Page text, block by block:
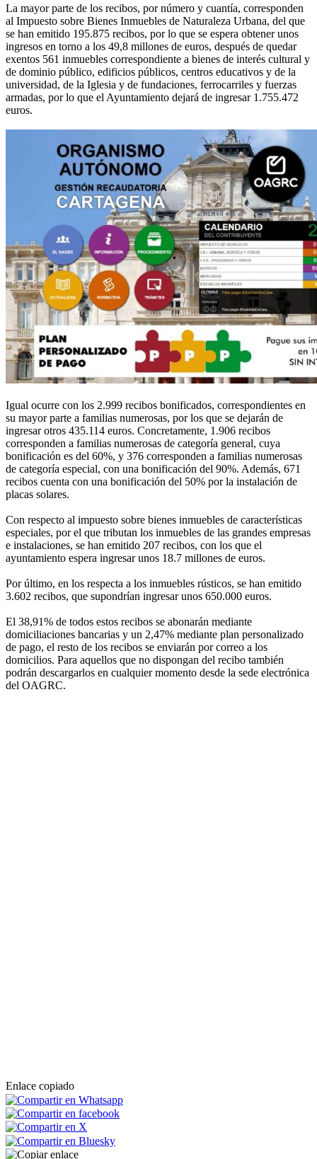
La mayor parte de los recibos, por número y cuantía, corresponden
al Impuesto sobre Bienes Inmuebles de Naturaleza Urbana, del que
se han emitido 195.875 recibos, por lo que se espera obtener unos
ingresos en torno a los 49,8 millones de euros, después de quedar
exentos 561 inmuebles correspondiente a bienes de interés cultural y
de dominio público, edificios públicos, centros educativos y de la
universidad, de la Iglesia y de fundaciones, ferrocarriles y fuerzas
armadas, por lo que el Ayuntamiento dejará de ingresar 1.755.472
euros.
Igual ocurre con los 2.999 recibos bonificados, correspondientes en
su mayor parte a familias numerosas, por los que se dejarán de
ingresar otros 435.114 euros. Concretamente, 1.906 recibos
corresponden a familias numerosas de categoría general, cuya
bonificación es del 60%, y 376 corresponden a familias numerosas
de categoría especial, con una bonificación del 90%. Además, 671
recibos cuenta con una bonificación del 50% por la instalación de
placas solares.
Con respecto al impuesto sobre bienes inmuebles de características
especiales, por el que tributan los inmuebles de las grandes empresas
e instalaciones, se han emitido 207 recibos, con los que el
ayuntamiento espera ingresar unos 18.7 millones de euros.
Por último, en los respecta a los inmuebles rústicos, se han emitido
3.602 recibos, que supondrían ingresar unos 650.000 euros.
El 38,91% de todos estos recibos se abonarán mediante
domiciliaciones bancarias y un 2,47% mediante plan personalizado
de pago, el resto de los recibos se enviarán por correo a los
domicilios. Para aquellos que no dispongan del recibo también
podrán descargarlos en cualquier momento desde la sede electrónica
del OAGRC.
Enlace copiado